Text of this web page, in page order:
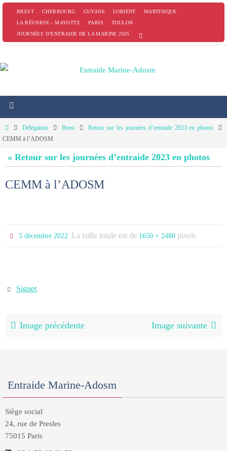
PasserBREST CHERBOURG GUYANE LORIENT
MARTINIQUE
LA RÉUNION – MAYOTTE
PARIS
TOULON
JOURNÉES D’ENTRAIDE DE LA MARINE 2025
HomeDélégation Brest
Retour sur les journées d’entraide 2023 en photos
CEMM à l’ADOSM
« Retour sur les journées d’entraide 2023 en photos
CEMM à l’ADOSM
5 décembre 2022 La taille totale est de 1650 × 2480 pixels
Signet.
Image précédente Image suivante
Entraide Marine-Adosm
Siège social
24, rue de Presles
75015 Paris